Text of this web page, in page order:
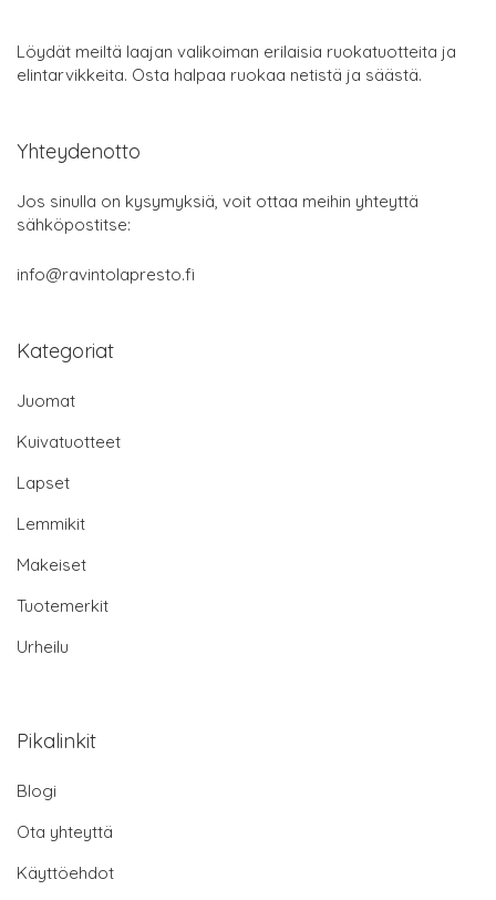
Löydät meiltä laajan valikoiman erilaisia ruokatuotteita ja
elintarvikkeita. Osta halpaa ruokaa netistä ja säästä.
Yhteydenotto
Jos sinulla on kysymyksiä, voit ottaa meihin yhteyttä
sähköpostitse:
info@ravintolapresto.fi
Kategoriat
Juomat
Kuivatuotteet
Lapset
Lemmikit
Makeiset
Tuotemerkit
Urheilu
Pikalinkit
Blogi
Ota yhteyttä
Käyttöehdot